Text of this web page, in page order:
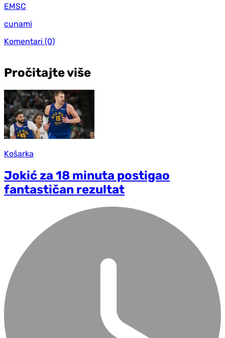
EMSC
cunami
Komentari (0)
Pročitajte više
Košarka
Jokić za 18 minuta postigao
fantastičan rezultat